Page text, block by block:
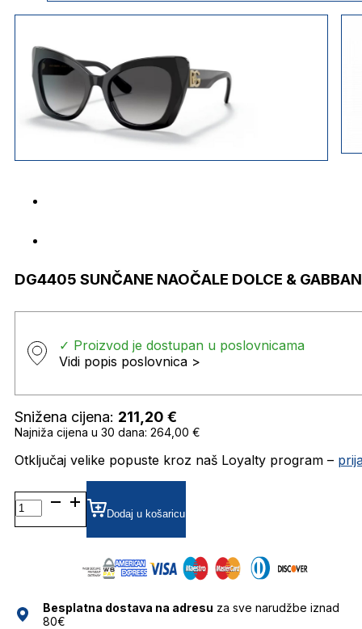
DG4405 SUNČANE NAOČALE DOLCE &
✓ Proizvod je dostupan u poslovnicama
Vidi popis poslovnica >
Snižena cijena: 211,20 €
Najniža cijena u 30 dana: 264,00 €
Otključaj velike popuste kroz naš Loyalty program –
DG4405
SUNČANE
NAOČALE
Dodaj u košaricu
Besplatna dostava na adresu za sve narudžbe iznad
80€